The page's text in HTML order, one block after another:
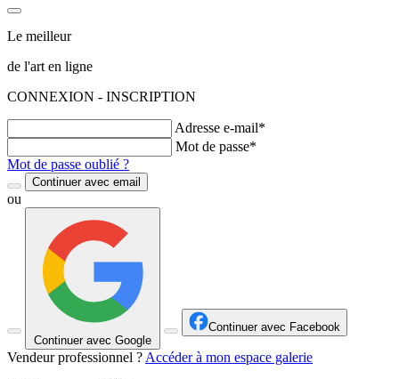
Le meilleur
de l'art en ligne
CONNEXION - INSCRIPTION
Adresse e-mail*
Mot de passe*
Mot de passe oublié ?
Continuer avec email
ou
Continuer avec Google
Continuer avec Facebook
Vendeur professionnel ? Accéder à mon espace galerie